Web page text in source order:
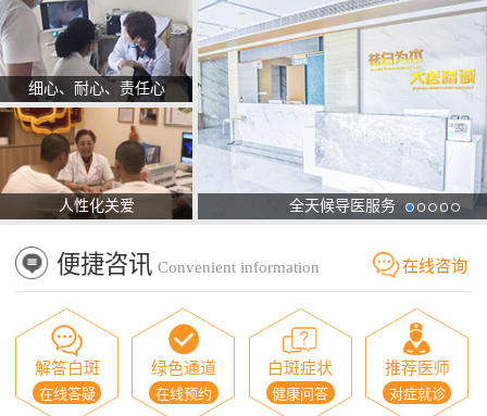
细心、耐心、责任心
人性化关爱 全天候导医服务
便捷咨讯 Convenient information 在线咨询
解答白斑
在线答疑
绿色通道
在线预约
白斑症状
健康问答
推荐医师
对症就诊